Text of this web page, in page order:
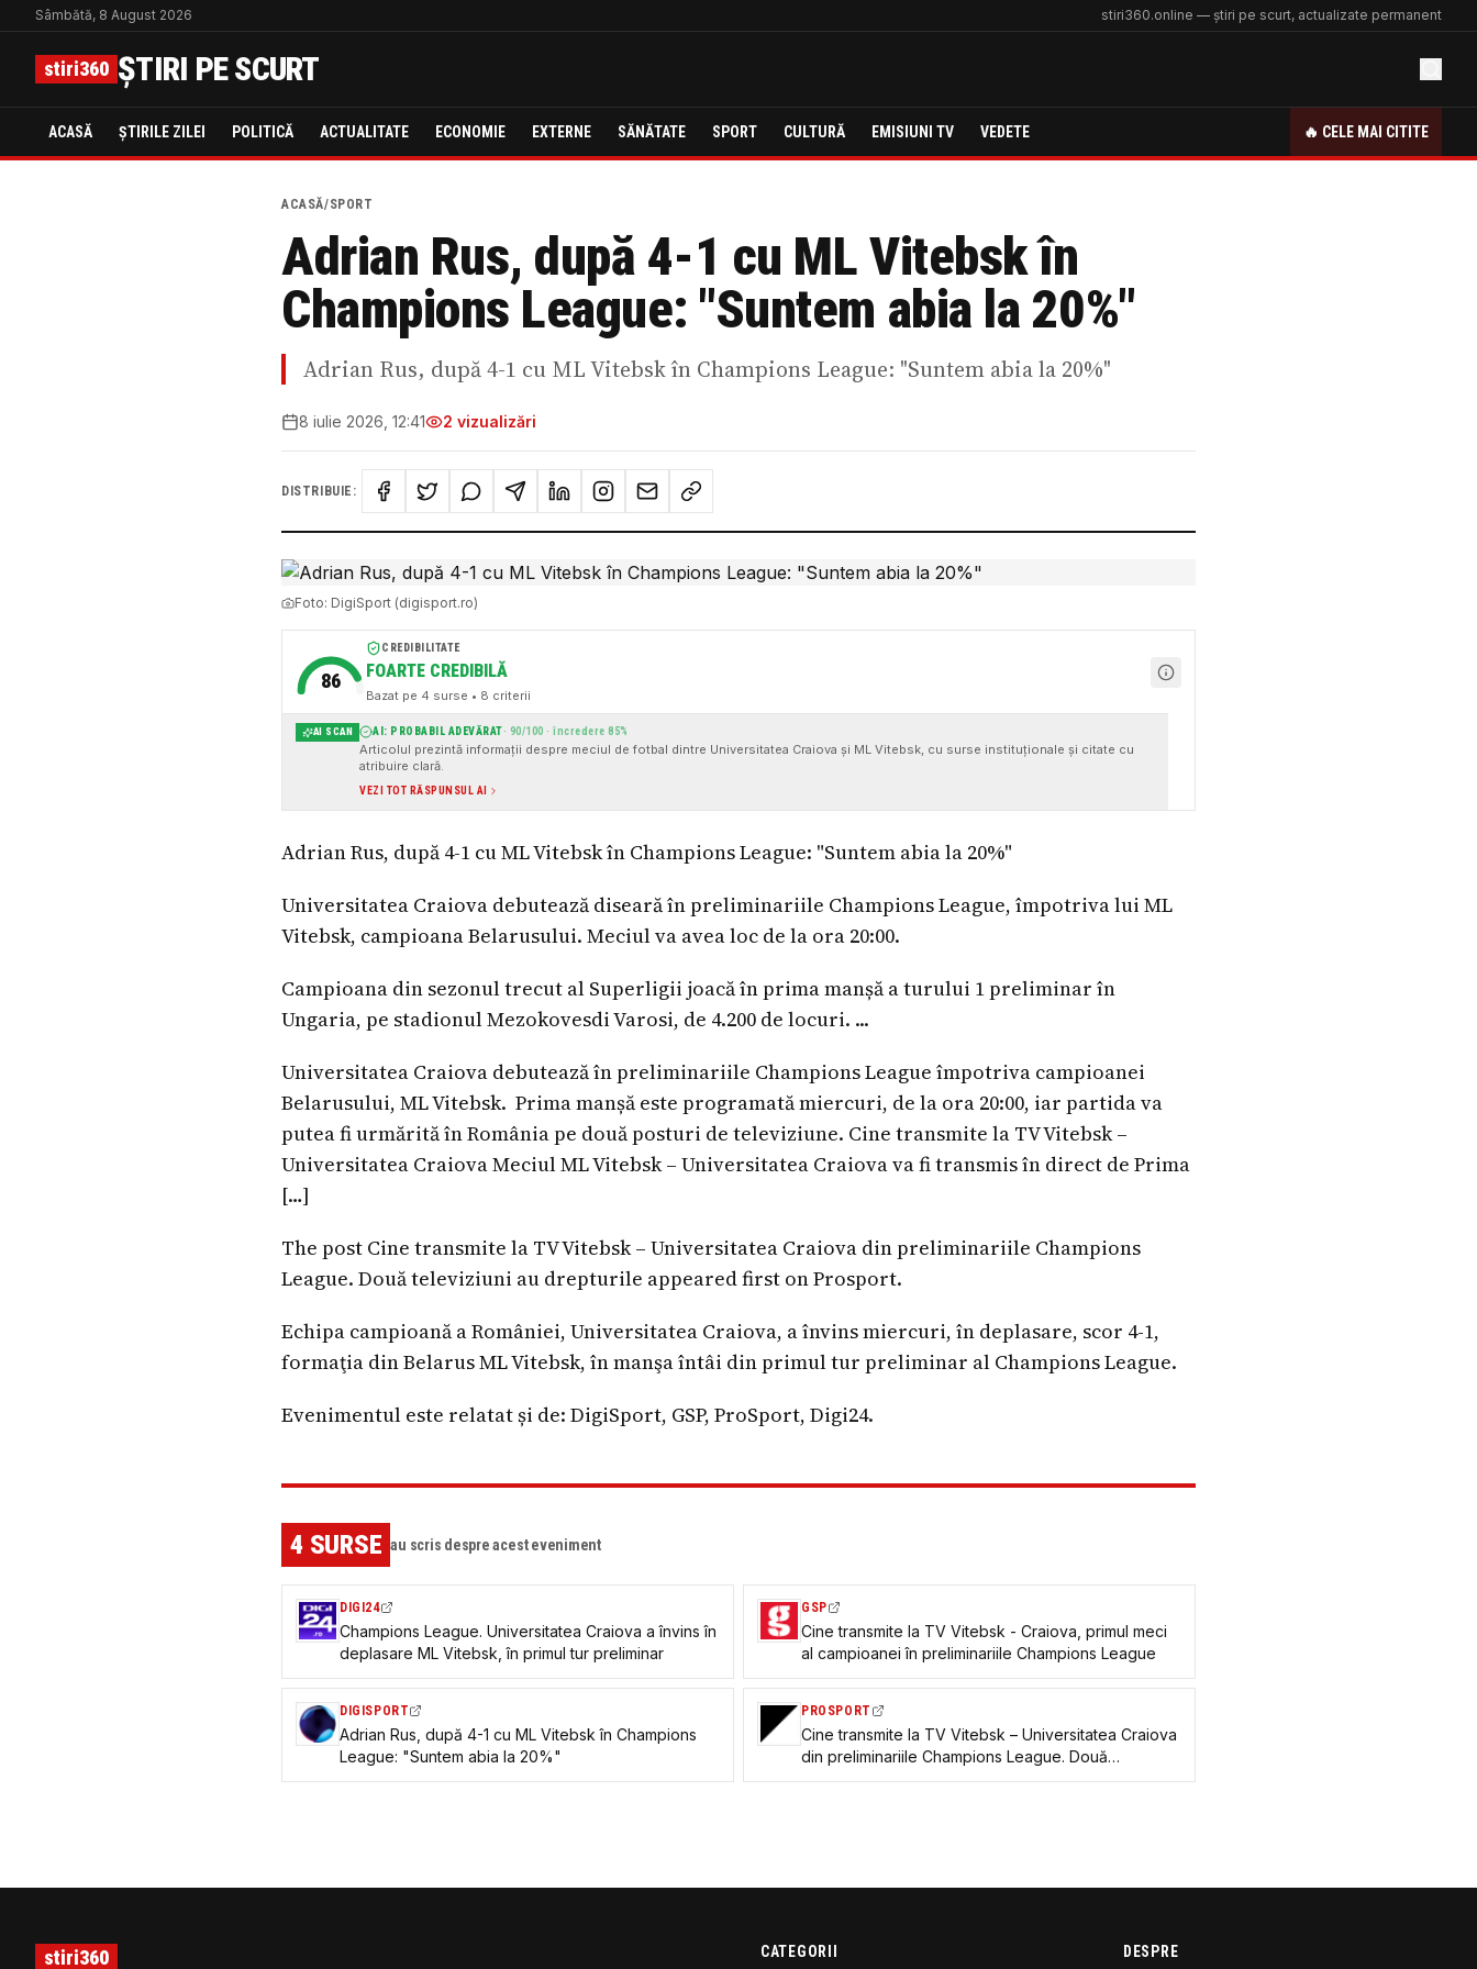
Sâmbătă, 8 August 2026 stiri360.online — știri pe scurt, actualizate permanent
stiri360 ȘTIRI PE SCURT
ACASĂ ȘTIRILE ZILEI POLITICĂ ACTUALITATE ECONOMIE EXTERNE SĂNĂTATE SPORT CULTURĂ EMISIUNI TV VEDETE 🔥 CELE MAI CITITE
ACASĂ/SPORT
Adrian Rus, după 4-1 cu ML Vitebsk în
Champions League: "Suntem abia la 20%"
Adrian Rus, după 4-1 cu ML Vitebsk în Champions League: "Suntem abia la 20%"
8 iulie 2026, 12:41 2 vizualizări
DISTRIBUIE:
Foto: DigiSport (digisport.ro)
86
CREDIBILITATE
FOARTE CREDIBILĂ
Bazat pe 4 surse • 8 criterii
AI SCAN AI: PROBABIL ADEVĂRAT· 90/100 · încredere85%
Articolul prezintă informații despre meciul de fotbal dintre Universitatea Craiova și ML Vitebsk, cu surse instituționale și citate cu
atribuire clară.
VEZI TOT RĂSPUNSUL AI
Adrian Rus, după 4-1 cu ML Vitebsk în Champions League: "Suntem abia la 20%"
Universitatea Craiova debutează diseară în preliminariile Champions League, împotriva lui ML
Vitebsk, campioana Belarusului. Meciul va avea loc de la ora 20:00.
Campioana din sezonul trecut al Superligii joacă în prima manșă a turului 1 preliminar în
Ungaria, pe stadionul Mezokovesdi Varosi, de 4.200 de locuri. ...
Universitatea Craiova debutează în preliminariile Champions League împotriva campioanei
Belarusului, ML Vitebsk. Prima manșă este programată miercuri, de la ora 20:00, iar partida va
putea fi urmărită în România pe două posturi de televiziune. Cine transmite la TV Vitebsk –
Universitatea Craiova Meciul ML Vitebsk – Universitatea Craiova va fi transmis în direct de Prima
[…]
The post Cine transmite la TV Vitebsk – Universitatea Craiova din preliminariile Champions
League. Două televiziuni au drepturile appeared first on Prosport.
Echipa campioană a României, Universitatea Craiova, a învins miercuri, în deplasare, scor 4-1,
formaţia din Belarus ML Vitebsk, în manşa întâi din primul tur preliminar al Champions League.
Evenimentul este relatat și de: DigiSport, GSP, ProSport, Digi24.
4 SURSE au scris despre acest eveniment
DIGI24
Champions League. Universitatea Craiova a învins în
deplasare ML Vitebsk, în primul tur preliminar
GSP
Cine transmite la TV Vitebsk - Craiova, primul meci
al campioanei în preliminariile Champions League
DIGISPORT
Adrian Rus, după 4-1 cu ML Vitebsk în Champions
League: "Suntem abia la 20%"
PROSPORT
Cine transmite la TV Vitebsk – Universitatea Craiova
din preliminariile Champions League. Două
televiziuni au drepturile
stiri360 CATEGORII DESPRE